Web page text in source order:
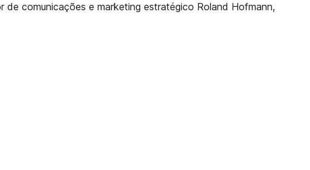
de comunicações e marketing estratégico Roland Hofmann,